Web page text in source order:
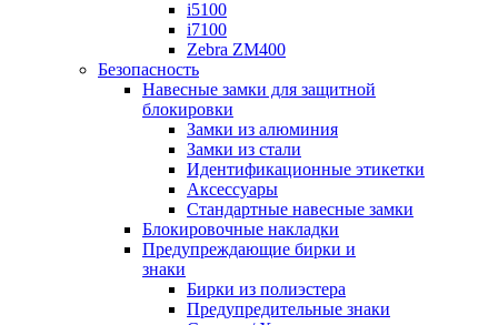
i5100
i7100
Zebra ZM400
Безопасность
Навесные замки для защитной
блокировки
Замки из алюминия
Замки из стали
Идентификационные этикетки
Аксессуары
Стандартные навесные замки
Блокировочные накладки
Предупреждающие бирки и
знаки
Бирки из полиэстера
Предупредительные знаки